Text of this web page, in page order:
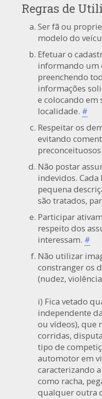
Regras de
Ser fã ou
modelo do
Efetuar o
informando um
preenchendo
informações
e colocando em
localidade. #
Respeitar os
evitando
Não postar
indevidos.
pequena
são tratados,
Participar
respeito dos
interessam. #
Não utilizar
constranger os
(nudez,
i) Fica vetado
independente
ou vídeos), que
corridas,
tipo de
automotor em
caracterizando
como racha,
qualquer outra